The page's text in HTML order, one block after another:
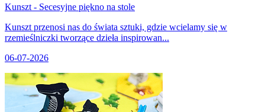
Kunszt - Secesyjne piękno na stole
Kunszt przenosi nas do świata sztuki, gdzie wcielamy się w
rzemieślniczki tworzące dzieła inspirowan...
06-07-2026